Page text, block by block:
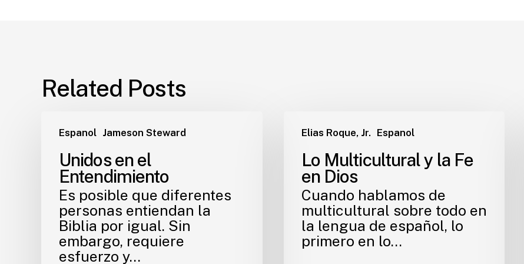
Related Posts
Espanol Jameson Steward
Unidos en el
Entendimiento
Es posible que diferentes
personas entiendan la
Biblia por igual. Sin
embargo, requiere
esfuerzo y…
Elias Roque, Jr. Espanol
Lo Multicultural y la Fe
en Dios
Cuando hablamos de
multicultural sobre todo en
la lengua de español, lo
primero en lo…